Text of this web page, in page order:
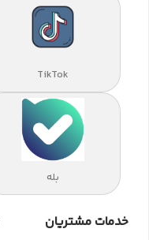
TikTok
بله
خدمات مشتریان